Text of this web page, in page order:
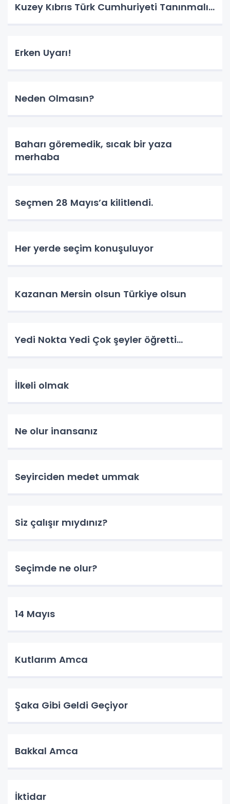
Kuzey Kıbrıs Türk Cumhuriyeti Tanınmalı…
Erken Uyarı!
Neden Olmasın?
Baharı göremedik, sıcak bir yaza
merhaba
Seçmen 28 Mayıs’a kilitlendi.
Her yerde seçim konuşuluyor
Kazanan Mersin olsun Türkiye olsun
Yedi Nokta Yedi Çok şeyler öğretti…
İlkeli olmak
Ne olur inansanız
Seyirciden medet ummak
Siz çalışır mıydınız?
Seçimde ne olur?
14 Mayıs
Kutlarım Amca
Şaka Gibi Geldi Geçiyor
Bakkal Amca
İktidar